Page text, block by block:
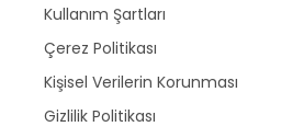
Kullanım Şartları
Çerez Politikası
Kişisel Verilerin Korunması
Gizlilik Politikası